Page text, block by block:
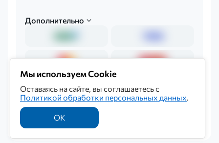
Дополнительно
Политика обработки персональных данных
© 2026 «Мединкор»
Мы используем Cookie
Оставаясь на сайте, вы соглашаетесь с
Политикой обработки персональных данных.
ОК